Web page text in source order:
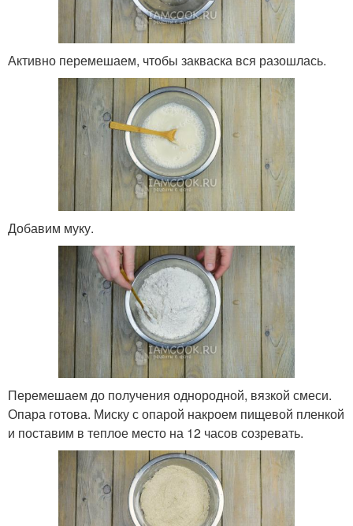
Активно перемешаем, чтобы закваска вся разошлась.
Добавим муку.
Перемешаем до получения однородной, вязкой смеси.
Опара готова. Миску с опарой накроем пищевой пленкой
и поставим в теплое место на 12 часов созревать.